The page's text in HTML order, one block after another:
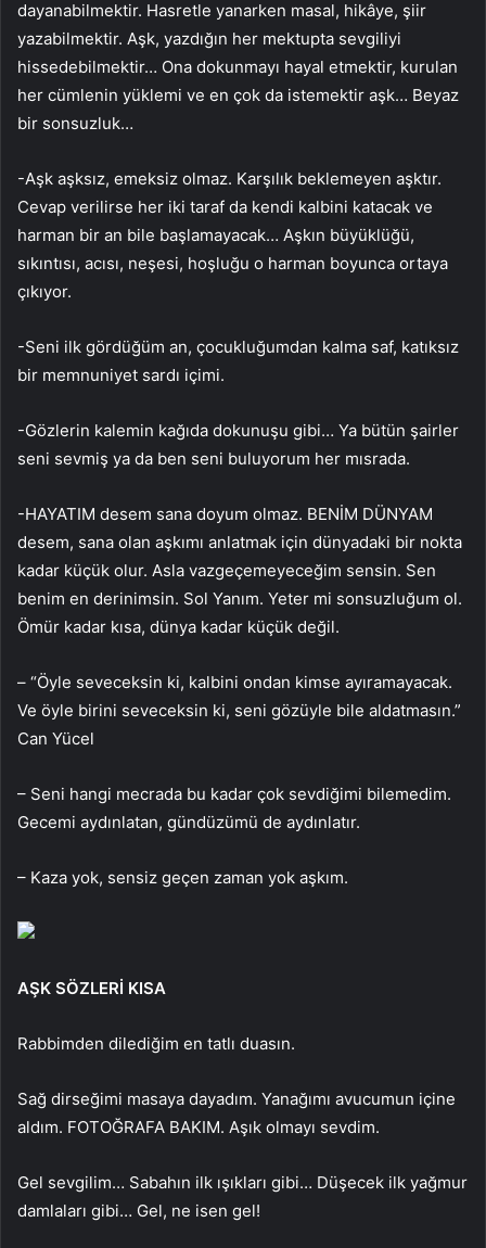
dayanabilmektir. Hasretle yanarken masal, hikâye, şiir
yazabilmektir. Aşk, yazdığın her mektupta sevgiliyi
hissedebilmektir… Ona dokunmayı hayal etmektir, kurulan
her cümlenin yüklemi ve en çok da istemektir aşk… Beyaz
bir sonsuzluk…
-Aşk aşksız, emeksiz olmaz. Karşılık beklemeyen aşktır.
Cevap verilirse her iki taraf da kendi kalbini katacak ve
harman bir an bile başlamayacak… Aşkın büyüklüğü,
sıkıntısı, acısı, neşesi, hoşluğu o harman boyunca ortaya
çıkıyor.
-Seni ilk gördüğüm an, çocukluğumdan kalma saf, katıksız
bir memnuniyet sardı içimi.
-Gözlerin kalemin kağıda dokunuşu gibi… Ya bütün şairler
seni sevmiş ya da ben seni buluyorum her mısrada.
-HAYATIM desem sana doyum olmaz. BENİM DÜNYAM
desem, sana olan aşkımı anlatmak için dünyadaki bir nokta
kadar küçük olur. Asla vazgeçemeyeceğim sensin. Sen
benim en derinimsin. Sol Yanım. Yeter mi sonsuzluğum ol.
Ömür kadar kısa, dünya kadar küçük değil.
– “Öyle seveceksin ki, kalbini ondan kimse ayıramayacak.
Ve öyle birini seveceksin ki, seni gözüyle bile aldatmasın.”
Can Yücel
– Seni hangi mecrada bu kadar çok sevdiğimi bilemedim.
Gecemi aydınlatan, gündüzümü de aydınlatır.
– Kaza yok, sensiz geçen zaman yok aşkım.
AŞK SÖZLERİ KISA
Rabbimden dilediğim en tatlı duasın.
Sağ dirseğimi masaya dayadım. Yanağımı avucumun içine
aldım. FOTOĞRAFA BAKIM. Aşık olmayı sevdim.
Gel sevgilim… Sabahın ilk ışıkları gibi… Düşecek ilk yağmur
damlaları gibi… Gel, ne isen gel!